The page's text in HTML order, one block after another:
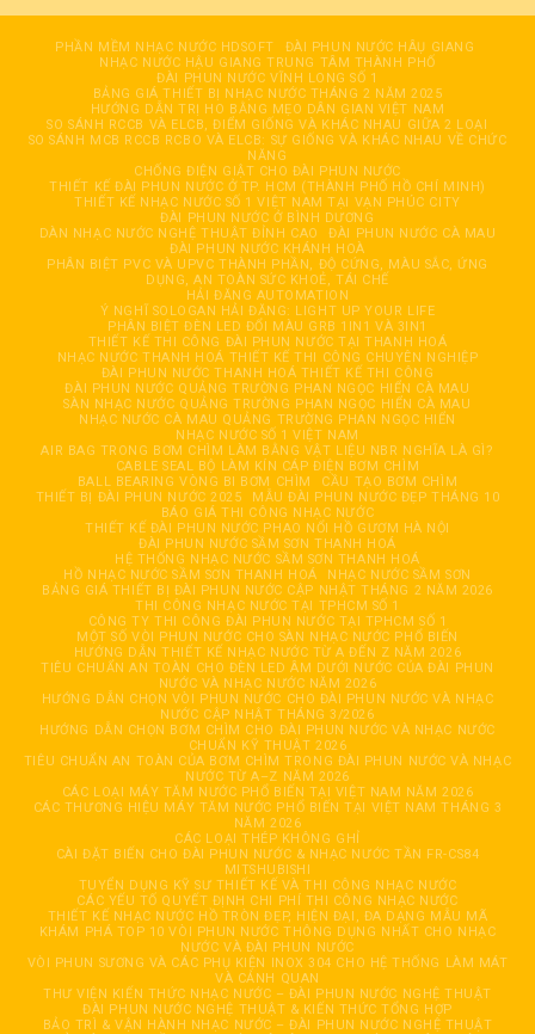
PHẦN MỀM NHẠC NƯỚC HDSOFT
ĐÀI PHUN NƯỚC HÂỤ GIANG
NHẠC NƯỚC HẬU GIANG TRUNG TÂM THÀNH PHỐ
ĐÀI PHUN NƯỚC VĨNH LONG SỐ 1
BẢNG GIÁ THIẾT BỊ NHẠC NƯỚC THÁNG 2 NĂM 2025
HƯỚNG DẪN TRỊ HO BẰNG MẸO DÂN GIAN VIỆT NAM
SO SÁNH RCCB VÀ ELCB, ĐIỂM GIỐNG VÀ KHÁC NHAU GIỮA 2 LOẠI
SO SÁNH MCB RCCB RCBO VÀ ELCB: SỰ GIỐNG VÀ KHÁC NHAU VỀ CHỨC
NĂNG
CHỐNG ĐIỆN GIẬT CHO ĐÀI PHUN NƯỚC
THIẾT KẾ ĐÀI PHUN NƯỚC Ở TP. HCM (THÀNH PHỐ HỒ CHÍ MINH)
THIẾT KẾ NHẠC NƯỚC SỐ 1 VIỆT NAM TẠI VẠN PHÚC CITY
ĐÀI PHUN NƯỚC Ở BÌNH DƯƠNG
DÀN NHẠC NƯỚC NGHỆ THUẬT ĐỈNH CAO
ĐÀI PHUN NƯỚC CÀ MAU
ĐÀI PHUN NƯỚC KHÁNH HOÀ
PHÂN BIỆT PVC VÀ UPVC THÀNH PHẦN, ĐỘ CỨNG, MÀU SẮC, ỨNG
DỤNG, AN TOÀN SỨC KHOẺ, TÁI CHẾ
HẢI ĐĂNG AUTOMATION
Ý NGHĨ SOLOGAN HẢI ĐĂNG: LIGHT UP YOUR LIFE
PHÂN BIỆT ĐÈN LED ĐỔI MÀU GRB 1IN1 VÀ 3IN1
THIẾT KẾ THI CÔNG ĐÀI PHUN NƯỚC TẠI THANH HOÁ
NHẠC NƯỚC THANH HOÁ THIẾT KẾ THI CÔNG CHUYÊN NGHIỆP
ĐÀI PHUN NƯỚC THANH HOÁ THIẾT KẾ THI CÔNG
ĐÀI PHUN NƯỚC QUẢNG TRƯỜNG PHAN NGỌC HIỂN CÀ MAU
SÀN NHẠC NƯỚC QUẢNG TRƯỜNG PHAN NGỌC HIỂN CÀ MAU
NHẠC NƯỚC CÀ MAU QUẢNG TRƯỜNG PHAN NGỌC HIỂN
NHẠC NƯỚC SỐ 1 VIỆT NAM
AIR BAG TRONG BƠM CHÌM LÀM BẰNG VẬT LIỆU NBR NGHĨA LÀ GÌ?
CABLE SEAL BỘ LÀM KÍN CÁP ĐIỆN BƠM CHÌM
BALL BEARING VÒNG BI BƠM CHÌM
CẦU TẠO BƠM CHÌM
THIẾT BỊ ĐÀI PHUN NƯỚC 2025
MẪU ĐÀI PHUN NƯỚC ĐẸP THÁNG 10
BÁO GIÁ THI CÔNG NHẠC NƯỚC
THIẾT KẾ ĐÀI PHUN NƯỚC PHAO NỔI HỒ GƯƠM HÀ NỘI
ĐÀI PHUN NƯỚC SẦM SƠN THANH HOÁ
HỆ THỐNG NHẠC NƯỚC SẦM SƠN THANH HOÁ
HỒ NHẠC NƯỚC SẦM SƠN THANH HOÁ
NHẠC NƯỚC SẦM SƠN
BẢNG GIÁ THIẾT BỊ ĐÀI PHUN NƯỚC CẬP NHẬT THÁNG 2 NĂM 2026
THI CÔNG NHẠC NƯỚC TẠI TPHCM SỐ 1
CÔNG TY THI CÔNG ĐÀI PHUN NƯỚC TẠI TPHCM SỐ 1
MỘT SỐ VÒI PHUN NƯỚC CHO SÀN NHẠC NƯỚC PHỔ BIẾN
HƯỚNG DẪN THIẾT KẾ NHẠC NƯỚC TỪ A ĐẾN Z NĂM 2026
TIÊU CHUẨN AN TOÀN CHO ĐÈN LED ÂM DƯỚI NƯỚC CỦA ĐÀI PHUN
NƯỚC VÀ NHẠC NƯỚC NĂM 2026
HƯỚNG DẪN CHỌN VÒI PHUN NƯỚC CHO ĐÀI PHUN NƯỚC VÀ NHẠC
NƯỚC CẬP NHẬT THÁNG 3/2026
HƯỚNG DẪN CHỌN BƠM CHÌM CHO ĐÀI PHUN NƯỚC VÀ NHẠC NƯỚC
CHUẨN KỸ THUẬT 2026
TIÊU CHUẨN AN TOÀN CỦA BƠM CHÌM TRONG ĐÀI PHUN NƯỚC VÀ NHẠC
NƯỚC TỪ A–Z NĂM 2026
CÁC LOẠI MÁY TĂM NƯỚC PHỔ BIẾN TẠI VIỆT NAM NĂM 2026
CÁC THƯƠNG HIỆU MÁY TĂM NƯỚC PHỔ BIẾN TẠI VIỆT NAM THÁNG 3
NĂM 2026
CÁC LOẠI THÉP KHÔNG GHỈ
CÀI ĐẶT BIẾN CHO ĐÀI PHUN NƯỚC & NHẠC NƯỚC TẦN FR-CS84
MITSHUBISHI
TUYỂN DỤNG KỸ SƯ THIẾT KẾ VÀ THI CÔNG NHẠC NƯỚC
CÁC YẾU TỐ QUYẾT ĐỊNH CHI PHÍ THI CÔNG NHẠC NƯỚC
THIẾT KẾ NHẠC NƯỚC HỒ TRÒN ĐẸP, HIỆN ĐẠI, ĐA DẠNG MẪU MÃ
KHÁM PHÁ TOP 10 VÒI PHUN NƯỚC THÔNG DỤNG NHẤT CHO NHẠC
NƯỚC VÀ ĐÀI PHUN NƯỚC
VÒI PHUN SƯƠNG VÀ CÁC PHỤ KIỆN INOX 304 CHO HỆ THỐNG LÀM MÁT
VÀ CẢNH QUAN
THƯ VIỆN KIẾN THỨC NHẠC NƯỚC – ĐÀI PHUN NƯỚC NGHỆ THUẬT
ĐÀI PHUN NƯỚC NGHỆ THUẬT & KIẾN THỨC TỔNG HỢP
BẢO TRÌ & VẬN HÀNH NHẠC NƯỚC – ĐÀI PHUN NƯỚC NGHỆ THUẬT